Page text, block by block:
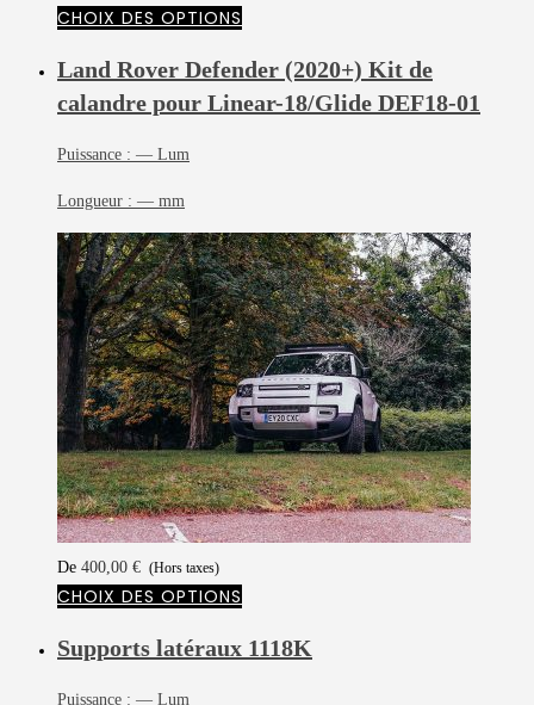
CHOIX DES OPTIONS
Land Rover Defender (2020+) Kit de
calandre pour Linear-18/Glide DEF18-01
Puissance : — Lum
Longueur : — mm
De 400,00 € (Hors taxes)
CHOIX DES OPTIONS
Supports latéraux 1118K
Puissance : — Lum